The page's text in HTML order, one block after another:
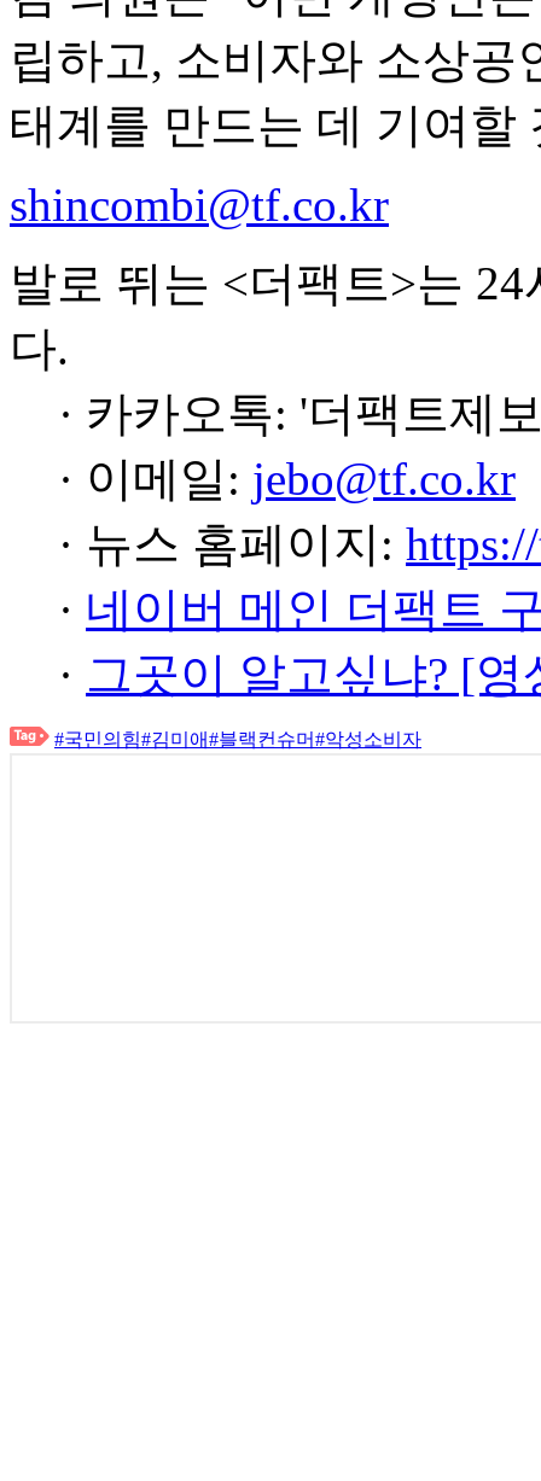
립하고, 소비자와 소상
태계를 만드는 데 기여할
shincombi@tf.co.kr
발로 뛰는 <더팩트>는
다.
· 카카오톡: '더팩트제
· 이메일: jebo@tf.co.kr
· 뉴스 홈페이지:
· 네이버 메인 더팩트
· 그곳이 알고싶냐? [
#국민의힘#김미애#블랙컨슈머#악성소비자